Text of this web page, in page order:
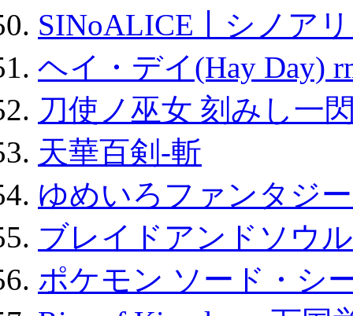
SINoALICE丨シノア
ヘイ・デイ(Hay Day)
刀使ノ巫女 刻みし一
天華百剣-斬
ゆめいろファンタジ
ブレイドアンドソウ
ポケモン ソード・シ